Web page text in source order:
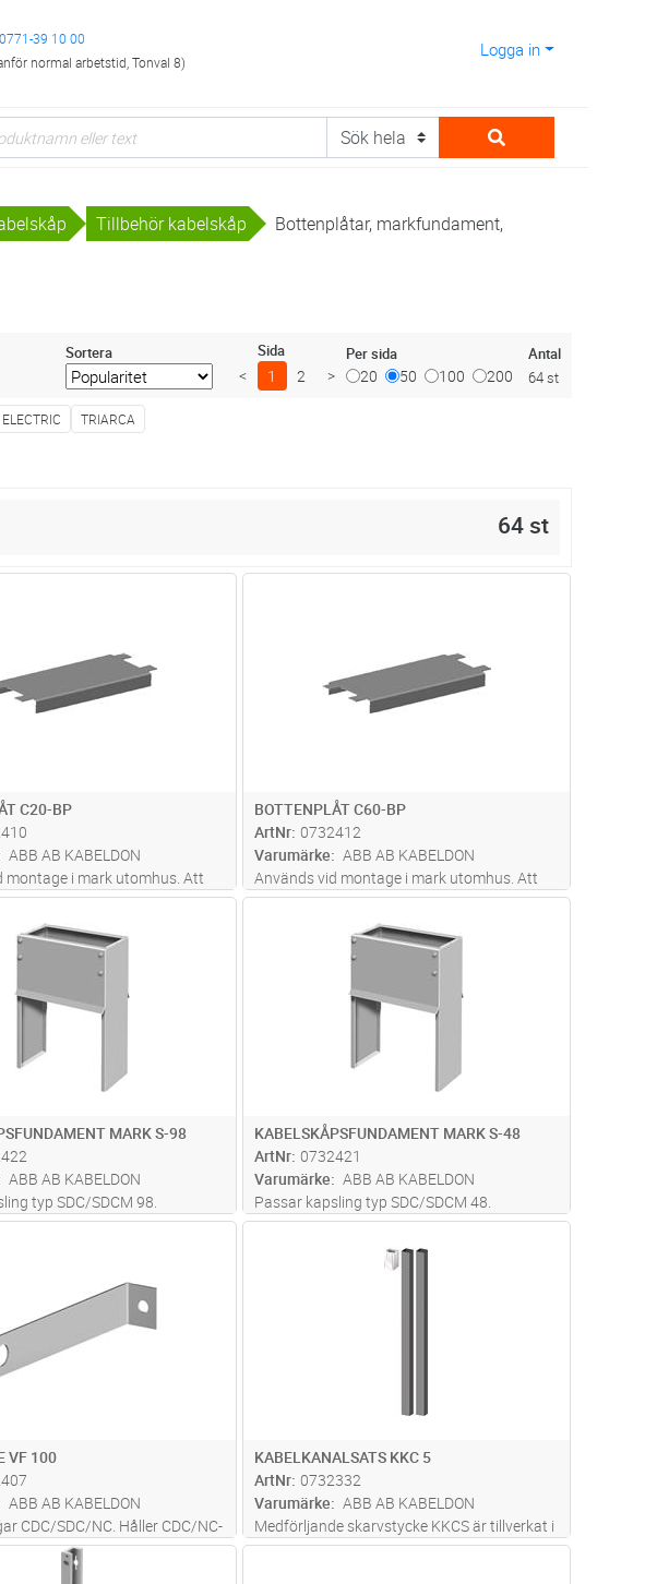
0771-39 10 00
normal arbetstid, Tonval 8)
Logga in
Tillbehör kabelskåp Bottenplåtar, markfundament,
Sortera Sida
< 1 2 >
Per sida
20 50 100 200
Antal
64 st
TRIARCA
64 st
C20-BP
ABB AB KABELDON
montage i mark utomhus. Att
av fundamentet för
BOTTENPLÅT C60-BP
ArtNr 0732412
Varumärke
ABB AB KABELDON
Används vid montage i mark utomhus. Att
fästas i botten av fundamentet för
MARK S-98
ABB AB KABELDON
typ SDC/SDCM 98.
KABELSKÅPSFUNDAMENT MARK S-48
ArtNr 0732421
Varumärke
ABB AB KABELDON
Passar kapsling typ SDC/SDCM 48.
VF 100
ABB AB KABELDON
CDC/SDC/NC. Håller CDC/NC-
avstånd från husvägg. För
från vägg 8mm.
Lägg i kundvagn
KABELKANALSATS KKC 5
ArtNr 0732332
Varumärke
ABB AB KABELDON
Medförljande skarvstycke KKCS är tillverkat i
rostfritt omagnetiskt material. Tillbehör till
Lägg i kundvagn